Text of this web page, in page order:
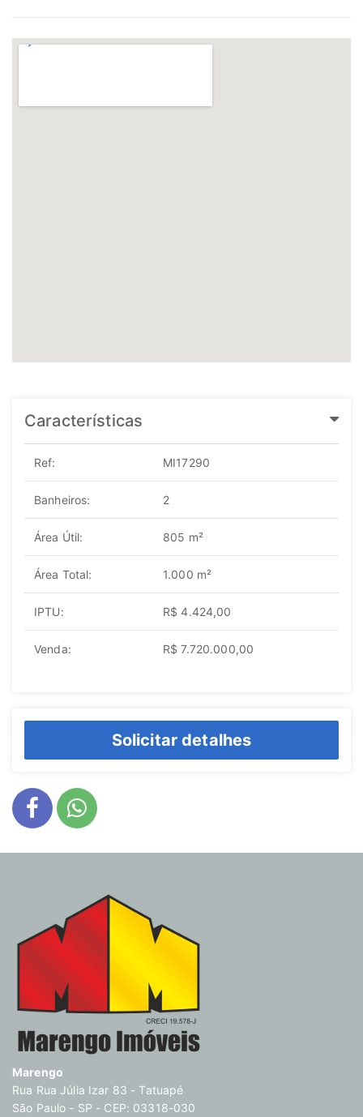
Características
Ref: MI17290
Banheiros: 2
Área Útil: 805 m²
Área Total: 1.000 m²
IPTU: R$ 4.424,00
Venda: R$ 7.720.000,00
Solicitar detalhes
Marengo
Rua Rua Júlia Izar 83 - Tatuapé
São Paulo - SP - CEP: 03318-030